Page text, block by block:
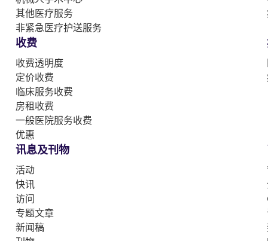
其他医疗服务
非紧急医疗护送服务
收费
收费透明度
定价收费
临床服务收费
房租收费
一般医院服务收费
优惠
讯息及刊物
活动
快讯
访问
专题文章
新闻稿